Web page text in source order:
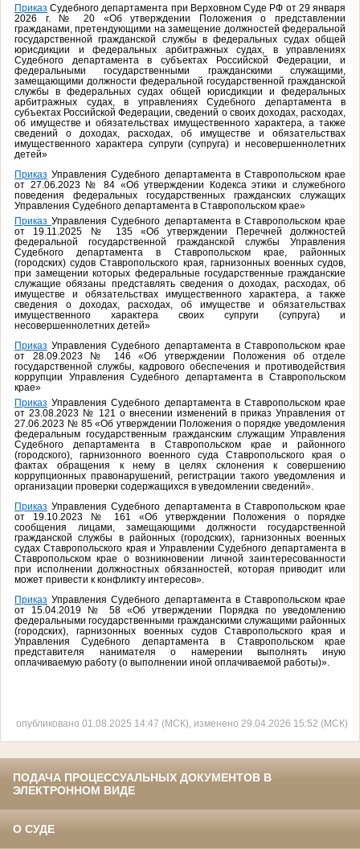
Приказ Судебного департамента при Верховном Суде РФ от 29 января
2026 г. № 20 «Об утверждении Положения о представлении
гражданами, претендующими на замещение должностей федеральной
государственной гражданской службы в федеральных судах общей
юрисдикции и федеральных арбитражных судах, в управлениях
Судебного департамента в субъектах Российской Федерации, и
федеральными государственными гражданскими служащими,
замещающими должности федеральной государственной гражданской
службы в федеральных судах общей юрисдикции и федеральных
арбитражных судах, в управлениях Судебного департамента в
субъектах Российской Федерации, сведений о своих доходах, расходах,
об имуществе и обязательствах имущественного характера, а также
сведений о доходах, расходах, об имуществе и обязательствах
имущественного характера супруги (супруга) и несовершеннолетних
детей»
Приказ Управления Судебного департамента в Ставропольском крае
от 27.06.2023 № 84 «Об утверждении Кодекса этики и служебного
поведения федеральных государственных гражданских служащих
Управления Судебного департамента в Ставропольском крае»
ПриказУправления Судебного департамента в Ставропольском крае
от 19.11.2025 № 135 «Об утверждении Перечней должностей
федеральной государственной гражданской службы Управления
Судебного департамента в Ставропольском крае, районных
(городских) судов Ставропольского края, гарнизонных военных судов,
при замещении которых федеральные государственные гражданские
служащие обязаны представлять сведения о доходах, расходах, об
имуществе и обязательствах имущественного характера, а также
сведения о доходах, расходах, об имуществе и обязательствах
имущественного характера своих супруги (супруга) и
несовершеннолетних детей»
Приказ Управления Судебного департамента в Ставропольском крае
от 28.09.2023 № 146 «Об утверждении Положения об отделе
государственной службы, кадрового обеспечения и противодействия
коррупции Управления Судебного департамента в Ставропольском
крае»
Приказ Управления Судебного департамента в Ставропольском крае
от 23.08.2023 № 121 о внесении изменений в приказ Управления от
27.06.2023 № 85 «Об утверждении Положения о порядке уведомления
федеральным государственным гражданским служащим Управления
Судебного департамента в Ставропольском крае и районного
(городского), гарнизонного военного суда Ставропольского края о
фактах обращения к нему в целях склонения к совершению
коррупционных правонарушений, регистрации такого уведомления и
организации проверки содержащихся в уведомлении сведений».
Приказ Управления Судебного департамента в Ставропольском крае
от 19.10.2023 № 161 «Об утверждении Положения о порядке
сообщения лицами, замещающими должности государственной
гражданской службы в районных (городских), гарнизонных военных
судах Ставропольского края и Управлении Судебного департамента в
Ставропольском крае о возникновении личной заинтересованности
при исполнении должностных обязанностей, которая приводит или
может привести к конфликту интересов».
Приказ Управления Судебного департамента в Ставропольском крае
от 15.04.2019 № 58 «Об утверждении Порядка по уведомлению
федеральными государственными гражданскими служащими районных
(городских), гарнизонных военных судов Ставропольского края и
Управления Судебного департамента в Ставропольском крае
представителя нанимателя о намерении выполнять иную
оплачиваемую работу (о выполнении иной оплачиваемой работы)».
опубликовано 01.08.2025 14:47 (МСК), изменено 29.04.2026 15:52 (МСК)
ПОДАЧА ПРОЦЕССУАЛЬНЫХ ДОКУМЕНТОВ В
ЭЛЕКТРОННОМ ВИДЕ
О СУДЕ